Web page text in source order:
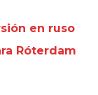
en ruso
Róterdam